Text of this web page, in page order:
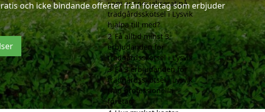
och icke bindande offerter från företag som erbjuder
som är specialiserat på
trädgårdsskötsel i Lysvik
hjälpa till med?
2 Få alltid minst 3
erbjudanden för
trädgårdsskötsel i Lysvik
3 Få 3 erbjudanden för
trädgårdsskötsel i Lysvik
från professionella
företag